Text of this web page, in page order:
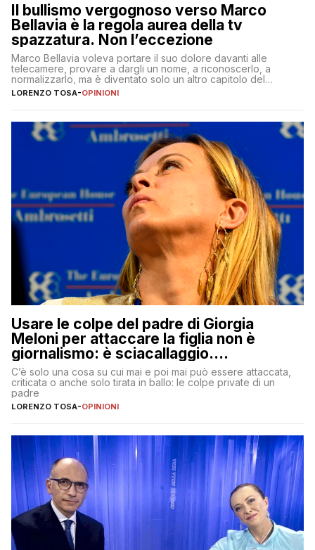
Il bullismo vergognoso verso Marco
Bellavia è la regola aurea della tv
spazzatura. Non l’eccezione
Marco Bellavia voleva portare il suo dolore davanti alle
telecamere, provare a dargli un nome, a riconoscerlo, a
normalizzarlo, ma è diventato solo un altro capitolo del
copione
LORENZO TOSA-OPINIONI
Usare le colpe del padre di Giorgia
Meloni per attaccare la figlia non è
giornalismo: è sciacallaggio.
Dimostriamo di essere diversi
C’è solo una cosa su cui mai e poi mai può essere attaccata,
criticata o anche solo tirata in ballo: le colpe private di un
padre
LORENZO TOSA-OPINIONI